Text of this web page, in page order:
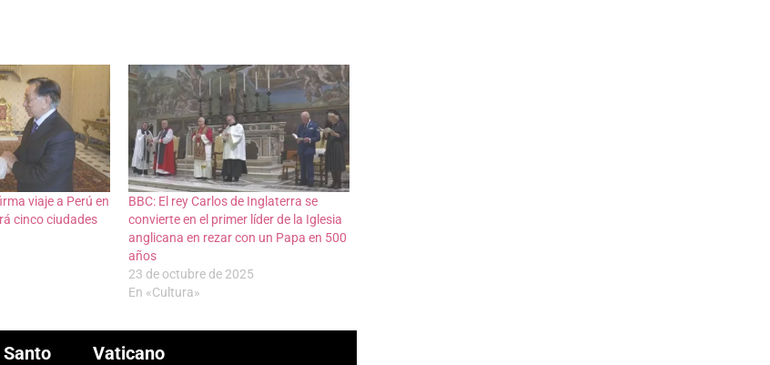
viaje a Perú en
cinco ciudades
BBC: El rey Carlos de Inglaterra se
convierte en el primer líder de la Iglesia
anglicana en rezar con un Papa en 500
años
23 de octubre de 2025
En «Cultura»
Santo Vaticano